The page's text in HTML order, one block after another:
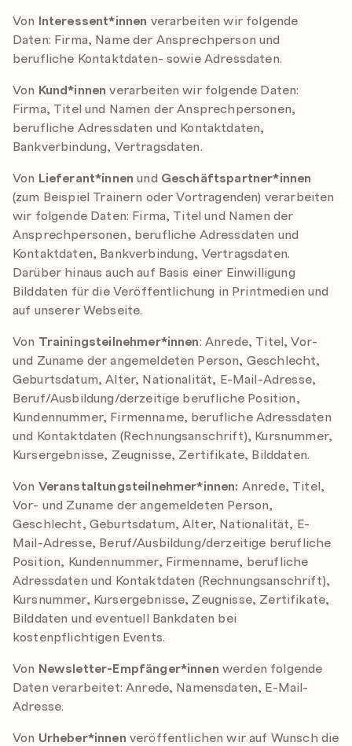
Von Interessent*innen verarbeiten wir folgende
Daten: Firma, Name der Ansprechperson und
berufliche Kontaktdaten- sowie Adressdaten.
Von Kund*innen verarbeiten wir folgende Daten:
Firma, Titel und Namen der Ansprechpersonen,
berufliche Adressdaten und Kontaktdaten,
Bankverbindung, Vertragsdaten.
Von Lieferant*innen und Geschäftspartner*innen
(zum Beispiel Trainern oder Vortragenden) verarbeiten
wir folgende Daten: Firma, Titel und Namen der
Ansprechpersonen, berufliche Adressdaten und
Kontaktdaten, Bankverbindung, Vertragsdaten.
Darüber hinaus auch auf Basis einer Einwilligung
Bilddaten für die Veröffentlichung in Printmedien und
auf unserer Webseite.
Von Trainingsteilnehmer*innen: Anrede, Titel, Vor-
und Zuname der angemeldeten Person, Geschlecht,
Geburtsdatum, Alter, Nationalität, E-Mail-Adresse,
Beruf/Ausbildung/derzeitige berufliche Position,
Kundennummer, Firmenname, berufliche Adressdaten
und Kontaktdaten (Rechnungsanschrift), Kursnummer,
Kursergebnisse, Zeugnisse, Zertifikate, Bilddaten.
Von Veranstaltungsteilnehmer*innen: Anrede, Titel,
Vor- und Zuname der angemeldeten Person,
Geschlecht, Geburtsdatum, Alter, Nationalität, E-
Mail-Adresse, Beruf/Ausbildung/derzeitige berufliche
Position, Kundennummer, Firmenname, berufliche
Adressdaten und Kontaktdaten (Rechnungsanschrift),
Kursnummer, Kursergebnisse, Zeugnisse, Zertifikate,
Bilddaten und eventuell Bankdaten bei
kostenpflichtigen Events.
Von Newsletter-Empfänger*innen werden folgende
Daten verarbeitet: Anrede, Namensdaten, E-Mail-
Adresse.
Von Urheber*innen veröffentlichen wir auf Wunsch die